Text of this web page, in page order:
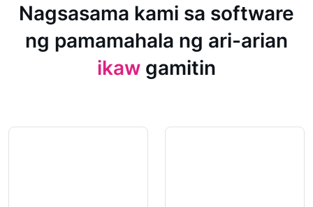
Nagsasama kami sa software
ng pamamahala ng ari-arian
ikaw gamitin